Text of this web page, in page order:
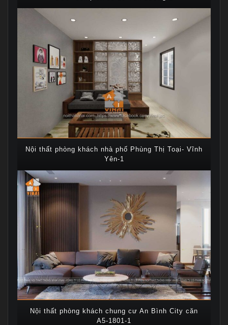
Nội thất phòng khách nhà phố Phùng Thị Toại- Vĩnh
Yên-1
Nội thất phòng khách chung cư An Bình City căn
A5-1801-1